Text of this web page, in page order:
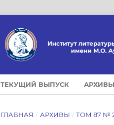
ТЕКУЩИЙ ВЫПУСК АРХИВЫ
ГЛАВНАЯ / АРХИВЫ / ТОМ 87 № 2